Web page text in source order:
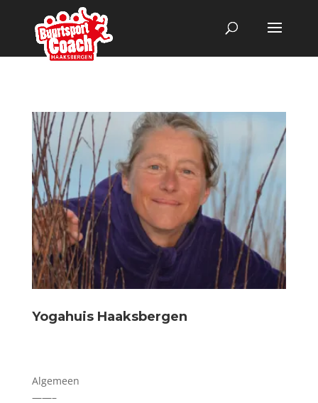
Yogahuis Haaksbergen
Algemeen
——–